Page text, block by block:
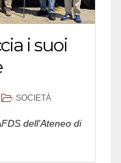
i suoi
SOCIETÀ
dell'Ateneo di